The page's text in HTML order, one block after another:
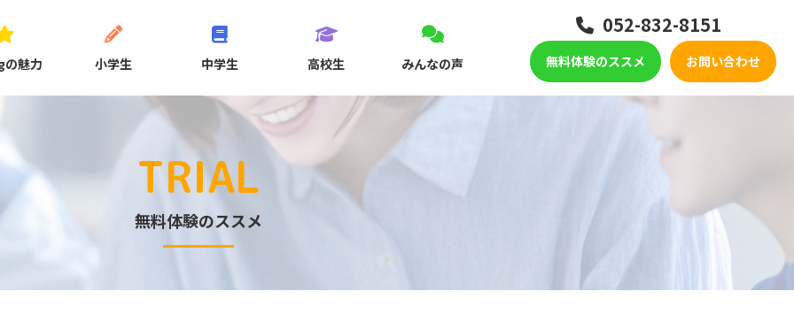
魅力 小学生 中学生 高校生 みんなの声
052-832-8151
無料体験のススメ お問い合わせ
TRIAL
無料体験のススメ